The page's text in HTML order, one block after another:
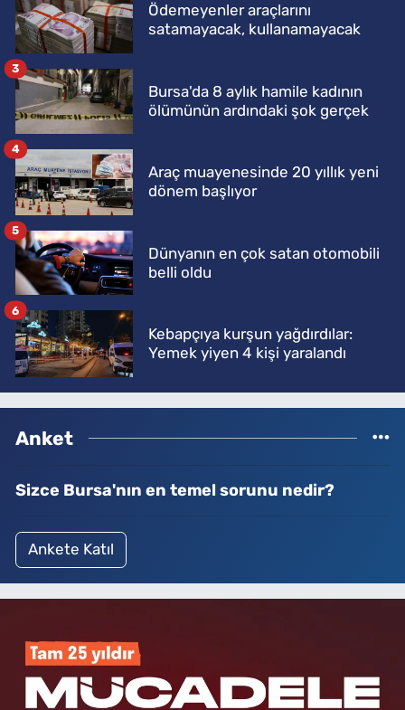
Ödemeyenler araçlarını
satamayacak, kullanamayacak
Bursa'da 8 aylık hamile kadının
ölümünün ardındaki şok gerçek
3
Araç muayenesinde 20 yıllık yeni
dönem başlıyor
4
Dünyanın en çok satan otomobili
belli oldu
5
Kebapçıya kurşun yağdırdılar:
Yemek yiyen 4 kişi yaralandı
6
Anket
Sizce Bursa'nın en temel sorunu nedir?
Ankete Katıl